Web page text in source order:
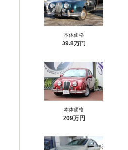
本体価格
39.8万円
本体価格
209万円